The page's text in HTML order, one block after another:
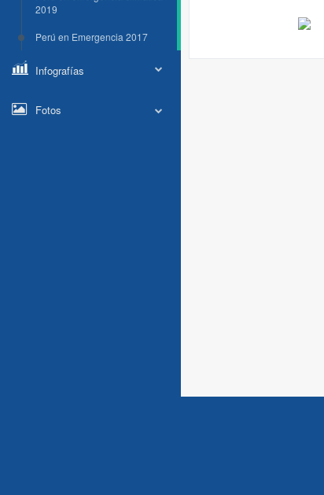
2019
Perú en Emergencia 2017
Infografías
Fotos